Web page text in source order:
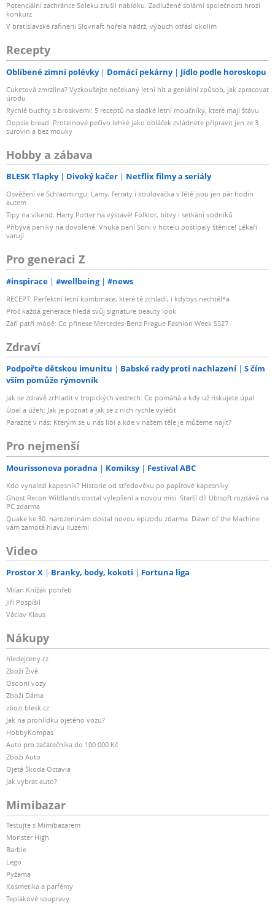
Potenciální zachránce Soleku zrušil nabídku. Zadlužené solární společnosti hrozí
konkurz
V bratislavské rafinerii Slovnaft hořela nádrž, výbuch otřásl okolím
Recepty
Oblíbené zimní polévky Domácí pekárny Jídlo podle horoskopu
Cuketová zmrzlina? Vyzkoušejte nečekaný letní hit a geniální způsob, jak zpracovat
úrodu
Rychlé buchty s broskvemi: 5 receptů na sladké letní moučníky, které mají šťávu
Oopsie bread: Proteinové pečivo lehké jako obláček zvládnete připravit jen ze 3
surovin a bez mouky
Hobby a zábava
BLESK Tlapky Divoký kačer Netflix filmy a seriály
Osvěžení ve Schladmingu: Lamy, ferraty i koulovačka v létě jsou jen pár hodin
autem
Tipy na víkend: Harry Potter na výstavě! Folklor, bitvy i setkání vodníků
Přibývá paniky na dovolené: Vnuka paní Soni v hotelu poštípaly štěnice! Lékaři
varují
Pro generaci Z
#inspirace #wellbeing #news
RECEPT: Perfektní letní kombinace, které tě zchladí, i kdybys nechtěl*a
Proč každá generace hledá svůj signature beauty look
Září patří módě: Co přinese Mercedes-Benz Prague Fashion Week SS27
Zdraví
Podpořte dětskou imunitu Babské rady proti nachlazení
S čím
vším pomůže rýmovník
Jak se zdravě zchladit v tropických vedrech: Co pomáhá a kdy už riskujete úpal
Úpal a úžeh: Jak je poznat a jak se z nich rychle vyléčit
Parazité v nás: Kterým se u nás líbí a kde v našem těle je můžeme najít?
Pro nejmenší
Mourissonova poradna Komiksy Festival ABC
Kdo vynalezl kapesník? Historie od středověku po papírové kapesníky
Ghost Recon Wildlands dostal vylepšení a novou misi. Starší díl Ubisoft rozdává na
PC zdarma
Quake ke 30. narozeninám dostal novou epizodu zdarma. Dawn of the Machine
vám zamotá hlavu iluzemi
Video
Prostor X Branky, body, kokoti Fortuna liga
Milan Knížák pohřeb
Jiří Pospíšil
Václav Klaus
Nákupy
hledejceny.cz
Zboží Živě
Osobní vozy
Zboží Dáma
zbozi.blesk.cz
Jak na prohlídku ojetého vozu?
HobbyKompas
Auto pro začátečníka do 100 000 Kč
Zboží Auto
Ojetá Škoda Octavia
Jak vybrat auto?
Mimibazar
Testujte s Mimibazarem
Monster High
Barbie
Lego
Pyžama
Kosmetika a parfémy
Teplákové soupravy